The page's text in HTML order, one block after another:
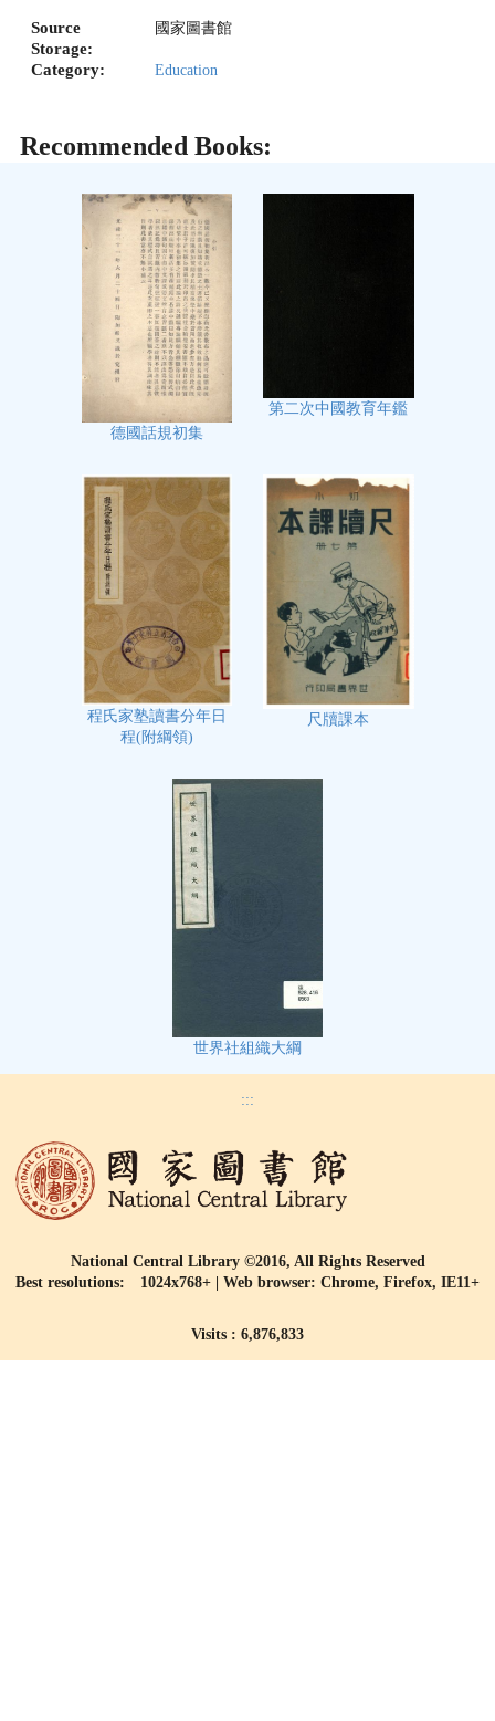
Source
Storage:
國家圖書館
Category: Education
Recommended Books:
德國話規初集
第二次中國教育年鑑
程氏家塾讀書分年日
程(附綱領)
尺牘課本
世界社組織大綱
:::
National Central Library ©2016, All Rights Reserved
Best resolutions: 1024x768+ | Web browser: Chrome, Firefox, IE11+
Visits : 6,876,833